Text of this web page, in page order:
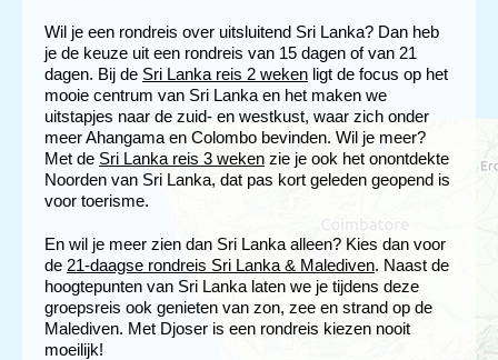
Wil je een rondreis over uitsluitend Sri Lanka? Dan heb
je de keuze uit een rondreis van 15 dagen of van 21
dagen. Bij de Sri Lanka reis 2 weken ligt de focus op het
mooie centrum van Sri Lanka en het maken we
uitstapjes naar de zuid- en westkust, waar zich onder
meer Ahangama en Colombo bevinden. Wil je meer?
Met de Sri Lanka reis 3 weken zie je ook het onontdekte
Noorden van Sri Lanka, dat pas kort geleden geopend is
voor toerisme.
En wil je meer zien dan Sri Lanka alleen? Kies dan voor
de 21-daagse rondreis Sri Lanka & Malediven. Naast de
hoogtepunten van Sri Lanka laten we je tijdens deze
groepsreis ook genieten van zon, zee en strand op de
Malediven. Met Djoser is een rondreis kiezen nooit
moeilijk!